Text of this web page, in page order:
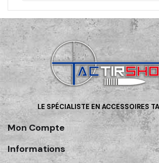
LE SPÉCIALISTE EN ACCESSOIRES
Mon Compte
Informations